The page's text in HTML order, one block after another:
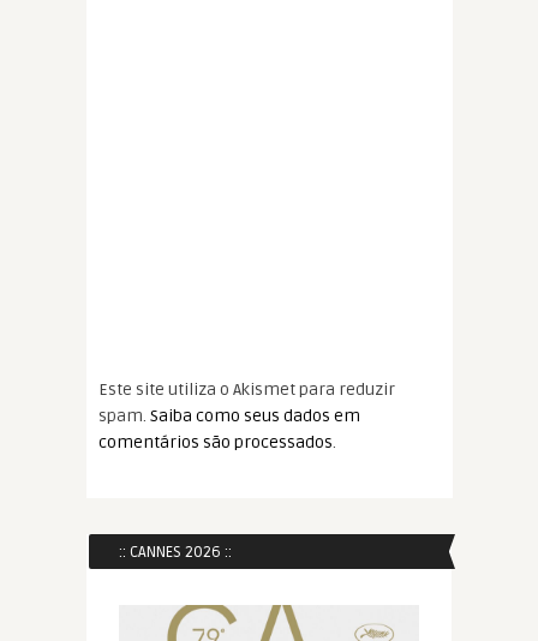
Este site utiliza o Akismet para reduzir
spam. Saiba como seus dados em
comentários são processados.
:: CANNES 2026 ::